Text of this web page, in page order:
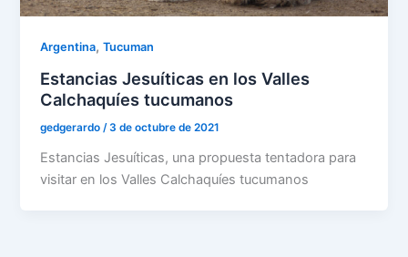
Argentina,Tucuman
Estancias Jesuíticas en los Valles
Calchaquíes tucumanos
gedgerardo/3 de octubre de 2021
Estancias Jesuíticas, una propuesta tentadora para
visitar en los Valles Calchaquíes tucumanos